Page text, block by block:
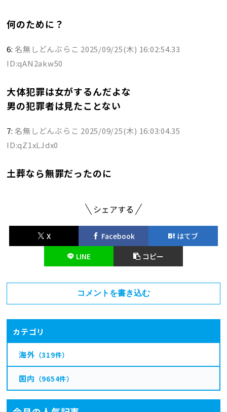
何のために？
6:名無しどんぶらこ 2025/09/25(木) 16:02:54.33
ID:qAN2akw50
大体犯罪は女がするんだよな
男の犯罪者は見たことない
7:名無しどんぶらこ 2025/09/25(木) 16:03:04.35
ID:qZ1xLJdx0
土葬なら無罪だったのに
シェアする
X Facebook
はてブ
LINE
コピー
コメントを書き込む
カテゴリ
海外 （319件）
国内 （9654件）